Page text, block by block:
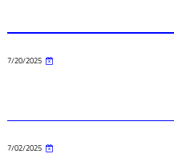
7/20/2025
7/02/2025